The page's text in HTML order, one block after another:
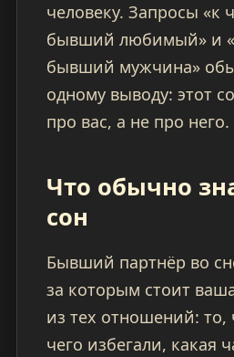
человеку. Запросы «к
бывший любимый» и
бывший мужчина»
одному выводу: этот
про вас, а не про него.
Что обычно
сон
Бывший партнёр во
за которым стоит
из тех отношений: то,
чего избегали, какая